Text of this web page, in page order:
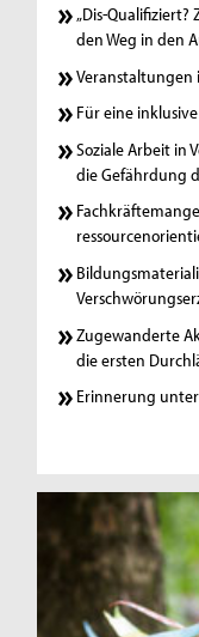
„Dis-
den Weg in den
Veranstaltungen
Für eine
Soziale Arbeit in
die Gefährdung
Zugewanderte
die ersten
Erinnerung